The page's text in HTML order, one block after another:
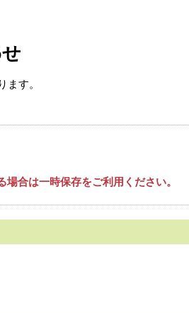
す。
合は一時保存をご利用ください。